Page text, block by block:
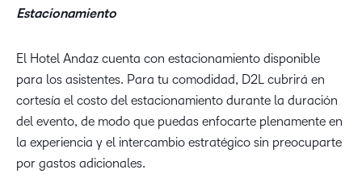
Estacionamiento
El Hotel Andaz cuenta con estacionamiento disponible
para los asistentes. Para tu comodidad, D2L cubrirá en
cortesía el costo del estacionamiento durante la duración
del evento, de modo que puedas enfocarte plenamente en
la experiencia y el intercambio estratégico sin preocuparte
por gastos adicionales.